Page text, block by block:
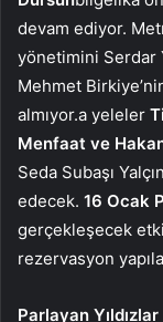
devam ediyor.
yönetimini Serdar
Mehmet
almıyor.a yeleler
Menfaat ve
Seda Subaşı
edecek. 16 Ocak
gerçekleşecek
rezervasyon
Parlayan